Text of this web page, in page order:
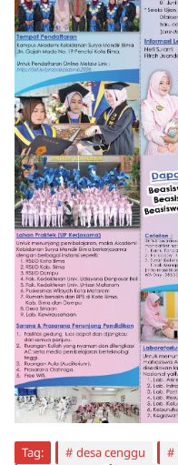
Tag: desa cenggu